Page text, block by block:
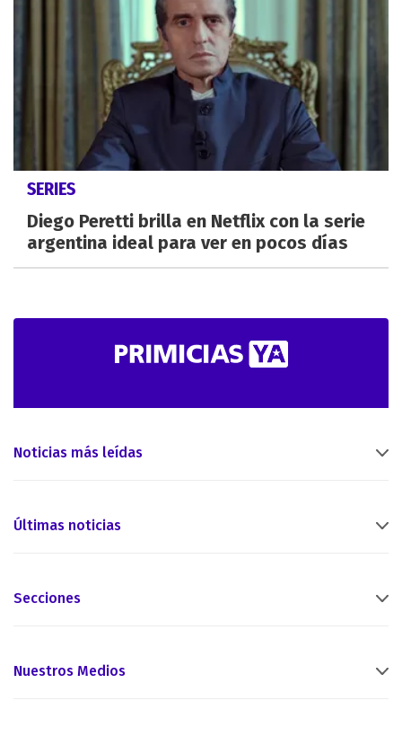
SERIES
Diego Peretti brilla en Netflix con la serie
argentina ideal para ver en pocos días
Noticias más leídas
Últimas noticias
Secciones
Nuestros Medios